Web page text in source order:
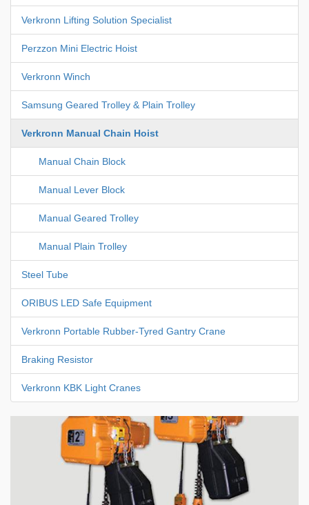
Verkronn Lifting Solution Specialist
Perzzon Mini Electric Hoist
Verkronn Winch
Samsung Geared Trolley & Plain Trolley
Verkronn Manual Chain Hoist
Manual Chain Block
Manual Lever Block
Manual Geared Trolley
Manual Plain Trolley
Steel Tube
ORIBUS LED Safe Equipment
Verkronn Portable Rubber-Tyred Gantry Crane
Braking Resistor
Verkronn KBK Light Cranes